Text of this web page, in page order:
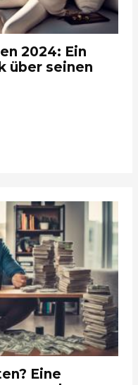
2024: Ein
über seinen
Eine